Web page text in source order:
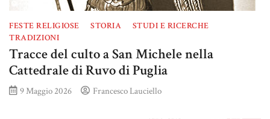
FESTE RELIGIOSE STORIA
STUDI E RICERCHE
TRADIZIONI
Tracce del culto a San Michele nella
Cattedrale di Ruvo di Puglia
9 Maggio 2026 Francesco Lauciello